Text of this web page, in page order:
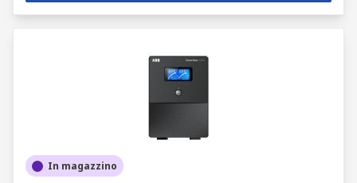
In magazzino